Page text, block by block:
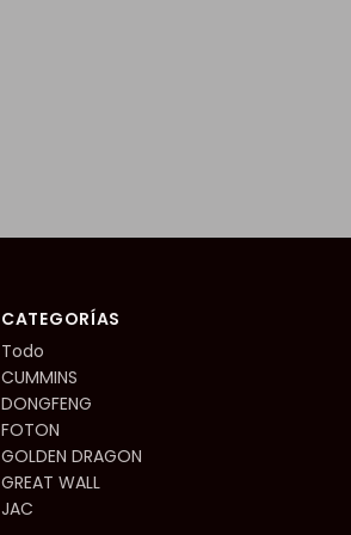
CATEGORÍAS
Todo
CUMMINS
DONGFENG
FOTON
GOLDEN DRAGON
GREAT WALL
JAC